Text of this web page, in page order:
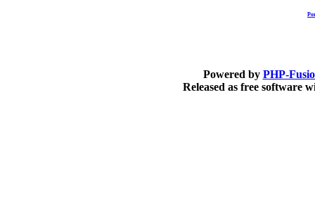
Powered by PHP-
Released as free software